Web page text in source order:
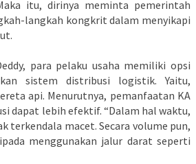
itu, dirinya meminta pemerintah
langkah kongkrit dalam menyikapi
para pelaku usaha memiliki opsi
sistem distribusi logistik. Yaitu,
api. Menurutnya, pemanfaatan KA
dapat lebih efektif. “Dalam hal waktu,
terkendala macet. Secara volume pun,
menggunakan jalur darat seperti